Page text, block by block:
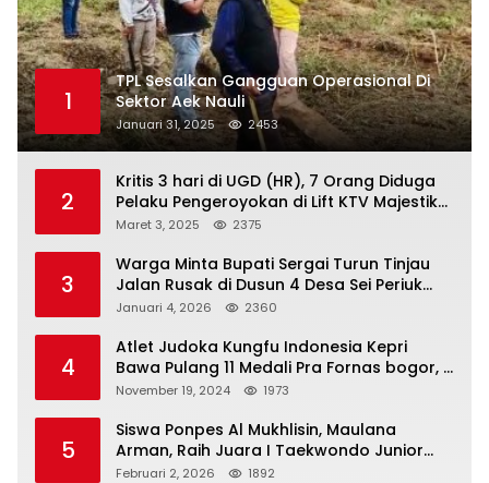
1
TPL Sesalkan Gangguan Operasional Di
Sektor Aek Nauli
Januari 31, 2025 2453
2
Kritis 3 hari di UGD (HR), 7 Orang Diduga
Pelaku Pengeroyokan di Lift KTV Majestik
Melenggang Bebas, Kantor Hukum JAP
Tanjungpinang
Maret 3, 2025 2375
3
Warga Minta Bupati Sergai Turun Tinjau
Jalan Rusak di Dusun 4 Desa Sei Periuk
Serdang Bedagai
Januari 4, 2026 2360
4
Atlet Judoka Kungfu Indonesia Kepri
Bawa Pulang 11 Medali Pra Fornas bogor, 3
Emas dan 8 Perunggu.
November 19, 2024 1973
5
Siswa Ponpes Al Mukhlisin, Maulana
Arman, Raih Juara I Taekwondo Junior
Putra di Riau National Championship 2026
Februari 2, 2026 1892